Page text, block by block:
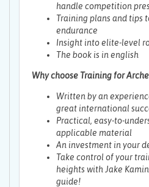
handle competition
Training plans and tips
endurance
Insight into elite-level
The book is in english
Why choose Training for
Written by an
great international
Practical, easy-to-
applicable material
An investment in your
Take control of your
heights with Jake
guide!